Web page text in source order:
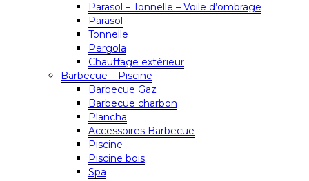
Parasol – Tonnelle – Voile d’ombrage
Parasol
Tonnelle
Pergola
Chauffage extérieur
Barbecue – Piscine
Barbecue Gaz
Barbecue charbon
Plancha
Accessoires Barbecue
Piscine
Piscine bois
Spa